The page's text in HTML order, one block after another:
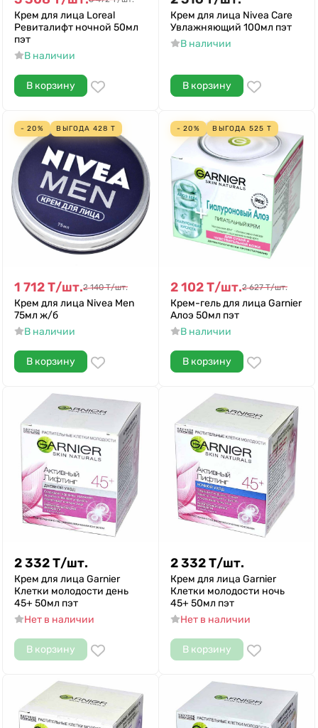
Крем для лица Loreal
Ревиталифт ночной 50мл
пэт
В наличии
В корзину
Крем для лица Nivea Care
Увлажняющий 100мл пэт
В наличии
В корзину
- 20% ВЫГОДА 428 Т
1 712Т/шт.2 140 Т/шт.
Крем для лица Nivea Men
75мл ж/б
В наличии
В корзину
- 20% ВЫГОДА 525 Т
2 102Т/шт.2 627 Т/шт.
Крем-гель для лица Garnier
Алоэ 50мл пэт
В наличии
В корзину
2 332Т/шт.
Крем для лица Garnier
Клетки молодости день
45+ 50мл пэт
Нет в наличии
В корзину
2 332Т/шт.
Крем для лица Garnier
Клетки молодости ночь
45+ 50мл пэт
Нет в наличии
В корзину